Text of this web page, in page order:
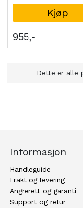
Kjøp
955
Dette er alle
Informasjon
Handleguide
Frakt og levering
Angrerett og garanti
Support og retur